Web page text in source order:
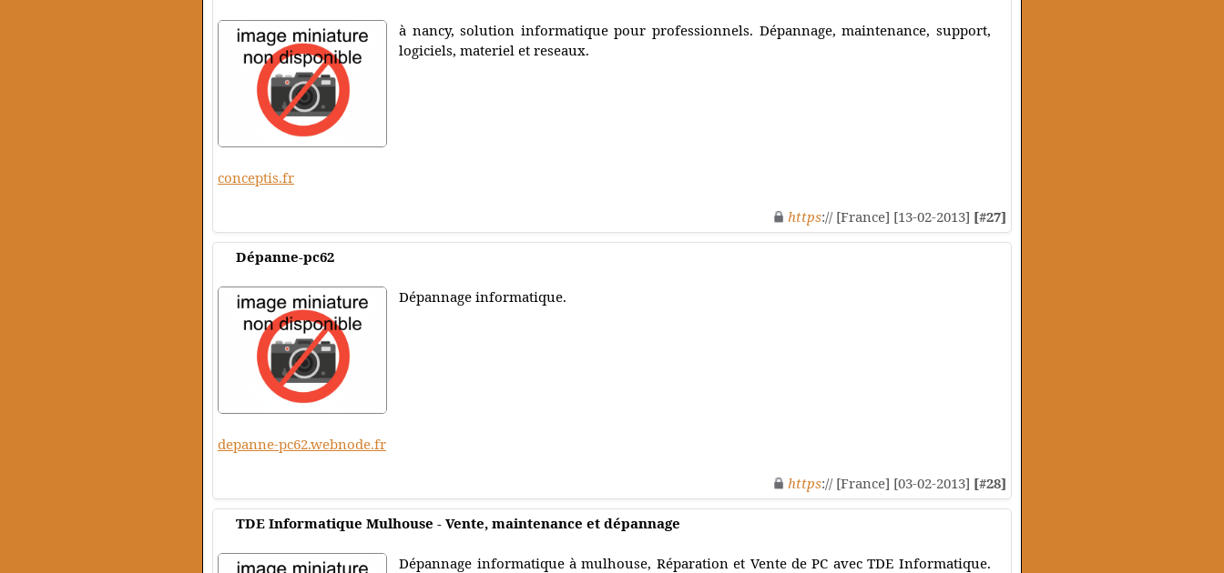
à nancy, solution informatique pour professionnels. Dépannage, maintenance, support,
logiciels, materiel et reseaux.
conceptis.fr
https:// [France] [13-02-2013] [#27]
Dépanne-pc62
Dépannage informatique.
depanne-pc62.webnode.fr
https:// [France] [03-02-2013] [#28]
TDE Informatique Mulhouse - Vente, maintenance et dépannage
Dépannage informatique à mulhouse, Réparation et Vente de PC avec TDE Informatique.